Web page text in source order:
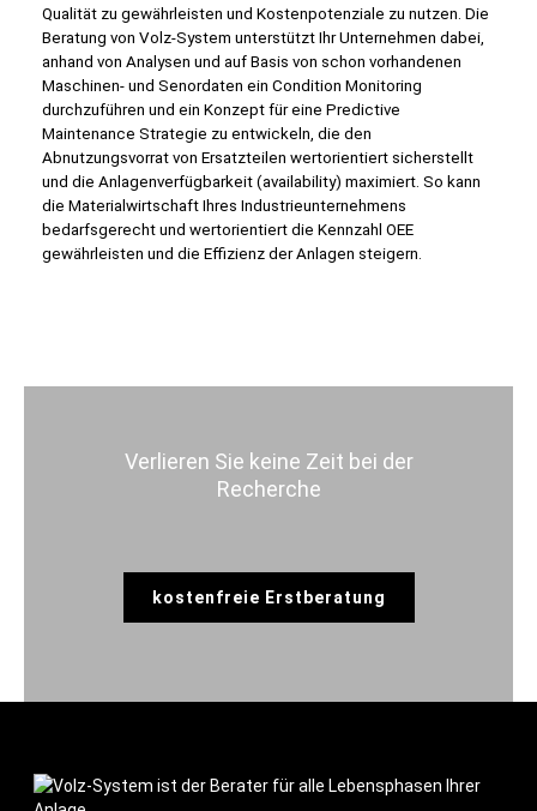
Qualität zu gewährleisten und Kostenpotenziale zu nutzen. Die
Beratung von Volz-System unterstützt Ihr Unternehmen dabei,
anhand von Analysen und auf Basis von schon vorhandenen
Maschinen- und Senordaten ein Condition Monitoring
durchzuführen und ein Konzept für eine Predictive
Maintenance Strategie zu entwickeln, die den
Abnutzungsvorrat von Ersatzteilen wertorientiert sicherstellt
und die Anlagenverfügbarkeit (availability) maximiert. So kann
die Materialwirtschaft Ihres Industrieunternehmens
bedarfsgerecht und wertorientiert die Kennzahl OEE
gewährleisten und die Effizienz der Anlagen steigern.
Verlieren Sie keine Zeit bei der
Recherche
kostenfreie Erstberatung